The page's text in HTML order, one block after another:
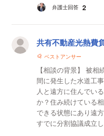
弁護士回答 2
共有不動産光熱費
ベストアンサー
【相談の背景】 被
間に発生した水道工
人と遠方に住んでい
か？住み続けている
できる状態にあり遠
すでに分割協議成立